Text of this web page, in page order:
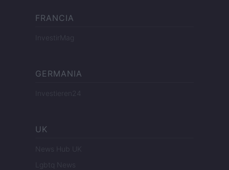
FRANCIA
InvestirMag
GERMANIA
Investieren24
UK
News Hub UK
Lgbtq News